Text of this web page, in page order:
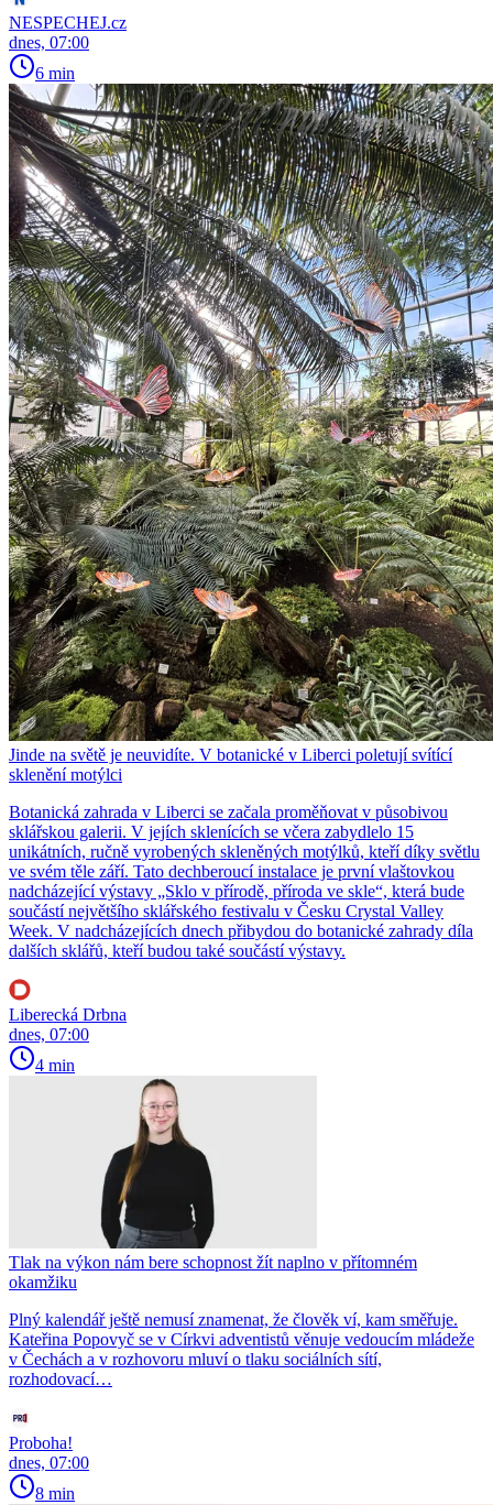
NESPECHEJ.cz
dnes, 07:00
6 min
Jinde na světě je neuvidíte. V botanické v Liberci poletují svítící
sklenění motýlci
Botanická zahrada v Liberci se začala proměňovat v působivou
sklářskou galerii. V jejích sklenících se včera zabydlelo 15
unikátních, ručně vyrobených skleněných motýlků, kteří díky světlu
ve svém těle září. Tato dechberoucí instalace je první vlaštovkou
nadcházející výstavy „Sklo v přírodě, příroda ve skle“, která bude
součástí největšího sklářského festivalu v Česku Crystal Valley
Week. V nadcházejících dnech přibydou do botanické zahrady díla
dalších sklářů, kteří budou také součástí výstavy.
Liberecká Drbna
dnes, 07:00
4 min
Tlak na výkon nám bere schopnost žít naplno v přítomném
okamžiku
Plný kalendář ještě nemusí znamenat, že člověk ví, kam směřuje.
Kateřina Popovyč se v Církvi adventistů věnuje vedoucím mládeže
v Čechách a v rozhovoru mluví o tlaku sociálních sítí,
rozhodovací…
Proboha!
dnes, 07:00
8 min